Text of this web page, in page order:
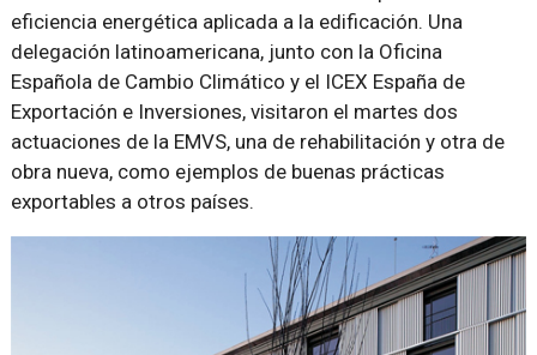
eficiencia energética aplicada a la edificación. Una
delegación latinoamericana, junto con la Oficina
Española de Cambio Climático y el ICEX España de
Exportación e Inversiones, visitaron el martes dos
actuaciones de la EMVS, una de rehabilitación y otra de
obra nueva, como ejemplos de buenas prácticas
exportables a otros países.